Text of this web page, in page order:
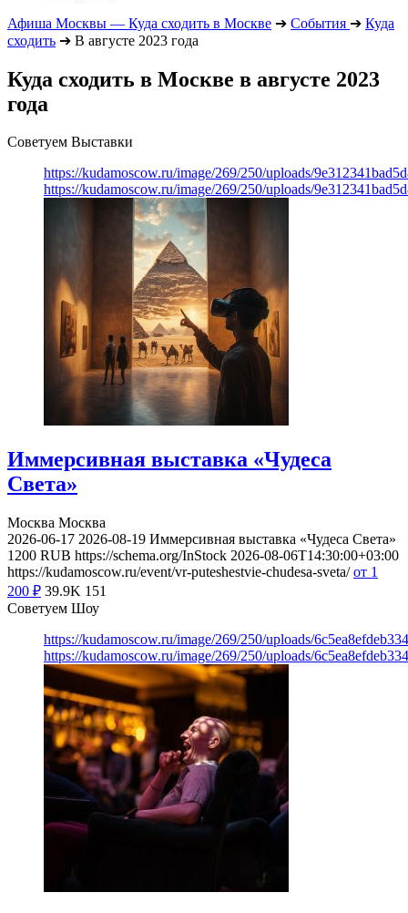
Афиша Москвы — Куда сходить в Москве ➔ События ➔ Куда
сходить ➔ В августе 2023 года
Куда сходить в Москве в августе 2023
года
Советуем Выставки
https://kudamoscow.ru/image/269/250/uploads/
https://kudamoscow.ru/image/269/250/uploads/
Иммерсивная выставка «Чудеса
Света»
Москва Москва
2026-06-17 2026-08-19 Иммерсивная выставка «Чудеса Света»
1200 RUB https://schema.org/InStock 2026-08-06T14:30:00+03:00
https://kudamoscow.ru/event/vr-puteshestvie-chudesa-sveta/ от 1
200 ₽ 39.9K 151
Советуем Шоу
https://kudamoscow.ru/image/269/250/uploads/
https://kudamoscow.ru/image/269/250/uploads/